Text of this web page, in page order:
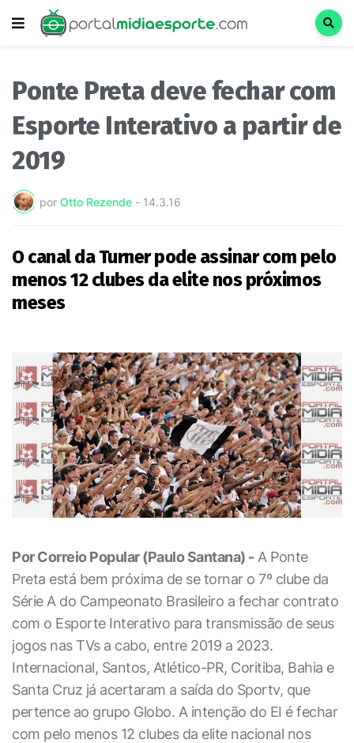
Ponte Preta deve fechar com
Esporte Interativo a partir de
2019
por Otto Rezende - 14.3.16
O canal da Turner pode assinar com pelo
menos 12 clubes da elite nos próximos
meses
Por Correio Popular (Paulo Santana) -A Ponte
Preta está bem próxima de se tornar o 7º clube da
Série A do Campeonato Brasileiro a fechar contrato
com o Esporte Interativo para transmissão de seus
jogos nas TVs a cabo, entre 2019 a 2023.
Internacional, Santos, Atlético-PR, Coritiba, Bahia e
Santa Cruz já acertaram a saída do Sportv, que
pertence ao grupo Globo. A intenção do EI é fechar
com pelo menos 12 clubes da elite nacional nos